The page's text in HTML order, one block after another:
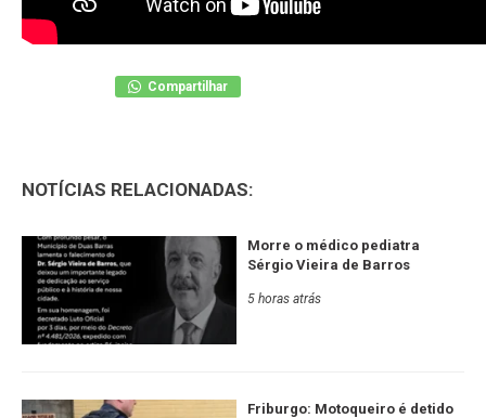
Compartilhar
NOTÍCIAS RELACIONADAS:
Morre o médico pediatra
Sérgio Vieira de Barros
5 horas atrás
Friburgo: Motoqueiro é detido